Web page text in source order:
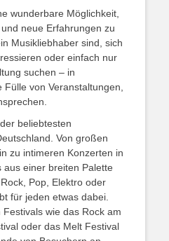
wunderbare Möglichkeit,
neue Erfahrungen zu
Musikliebhaber sind, sich
oder einfach nur
suchen – in
von Veranstaltungen,
beliebtesten
Von großen
zu intimeren Konzerten in
einer breiten Palette
Pop, Elektro oder
für jeden etwas dabei.
wie das Rock am
oder das Melt Festival